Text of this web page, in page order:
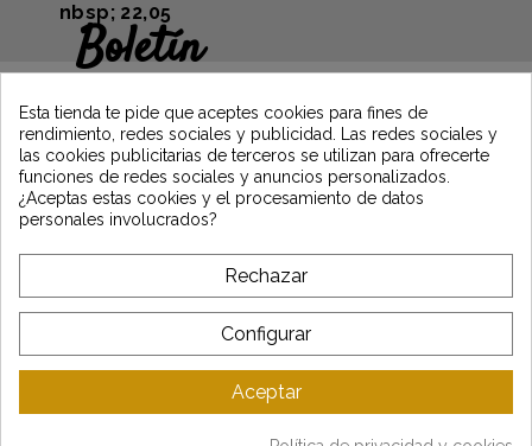
nbsp; 22,05
Boletín
suscribiéndose y manténgase informado
de las últimas noticias de Vintage Motors
*Dès 99€ d'achat. En vous abonnant à notre newsletter, vous reconnaissez
personnelles et vous l'acceptez.
A PROPÓSITO DE VINTAGE
SERVICIO AL CLIENTE
Esta tienda te pide que aceptes cookies para fines de
rendimiento, redes sociales y publicidad. Las redes sociales y
las cookies publicitarias de terceros se utilizan para ofrecerte
funciones de redes sociales y anuncios personalizados.
¿Aceptas estas cookies y el procesamiento de datos
personales involucrados?
Rechazar
Configurar
Aceptar